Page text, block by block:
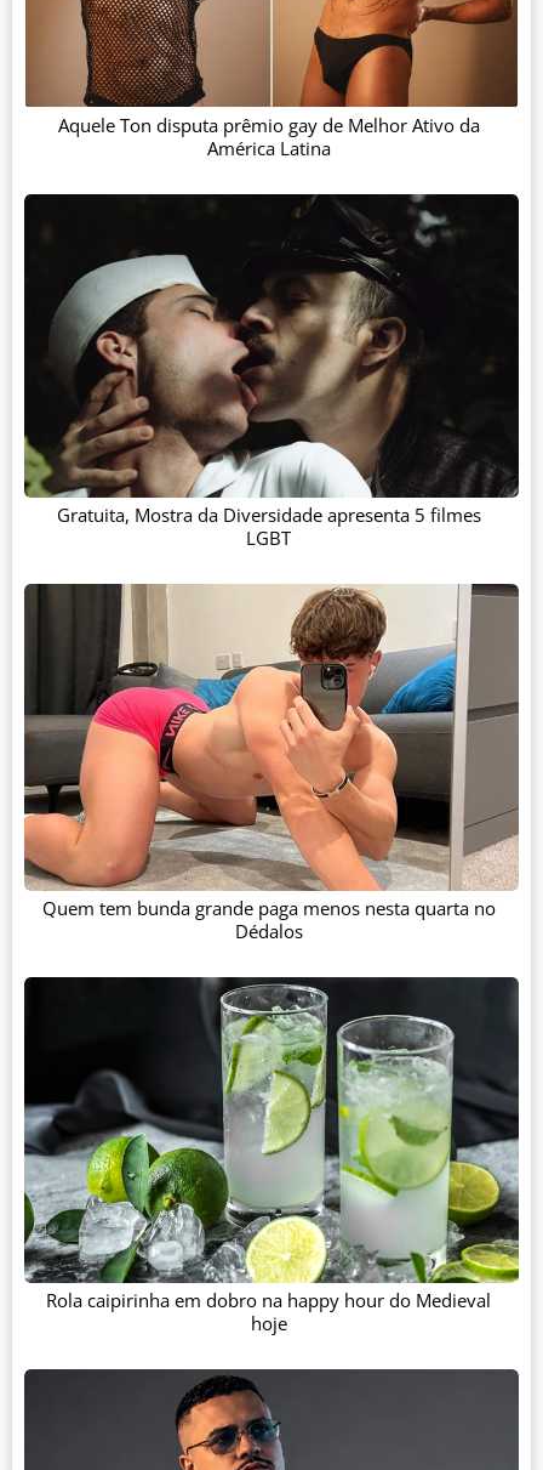
Aquele Ton disputa prêmio gay de Melhor Ativo da
América Latina
Gratuita, Mostra da Diversidade apresenta 5 filmes
LGBT
Quem tem bunda grande paga menos nesta quarta no
Dédalos
Rola caipirinha em dobro na happy hour do Medieval
hoje